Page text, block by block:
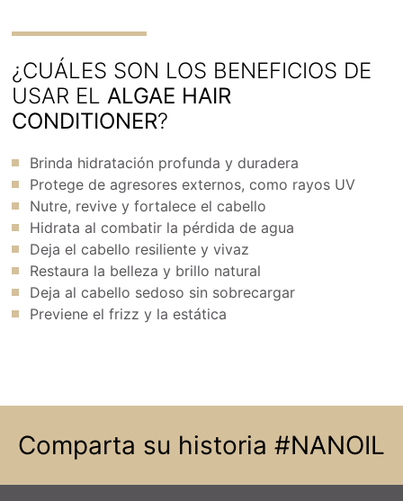
¿CUÁLES SON LOS BENEFICIOS DE
USAR ELALGAE HAIR
CONDITIONER?
Brinda hidratación profunda y duradera
Protege de agresores externos, como rayos UV
Nutre, revive y fortalece el cabello
Hidrata al combatir la pérdida de agua
Deja el cabello resiliente y vivaz
Restaura la belleza y brillo natural
Deja al cabello sedoso sin sobrecargar
Previene el frizz y la estática
Comparta su historia #NANOIL